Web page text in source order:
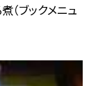
（ブックメニュ